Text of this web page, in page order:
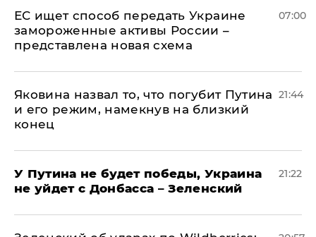
ЕС ищет способ передать Украине
замороженные активы России –
представлена новая схема
07:00
Яковина назвал то, что погубит Путина
и его режим, намекнув на близкий
конец
21:44
У Путина не будет победы, Украина
не уйдет с Донбасса – Зеленский
21:22